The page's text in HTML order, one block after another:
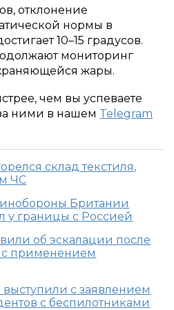
отклонение
нормы в
10–15 градусов.
мониторинг
жары.
чем вы успеваете
ними в нашем Telegram
склад текстиля,
ЧС
Британии
у границы с Россией
об эскалации после
с применением
с заявлением
с беспилотниками